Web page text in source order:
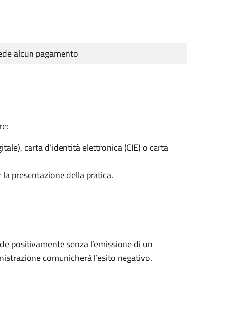
alcun pagamento
carta d’identità elettronica (CIE) o carta
presentazione della pratica.
positivamente senza l’emissione di un
comunicherà l’esito negativo.